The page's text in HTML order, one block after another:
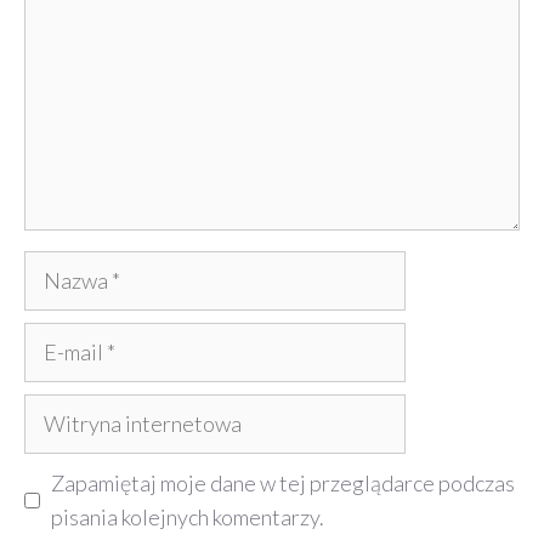
Nazwa
Witryna
internetowa
Zapamiętaj moje dane w tej przeglądarce podczas
pisania kolejnych komentarzy.